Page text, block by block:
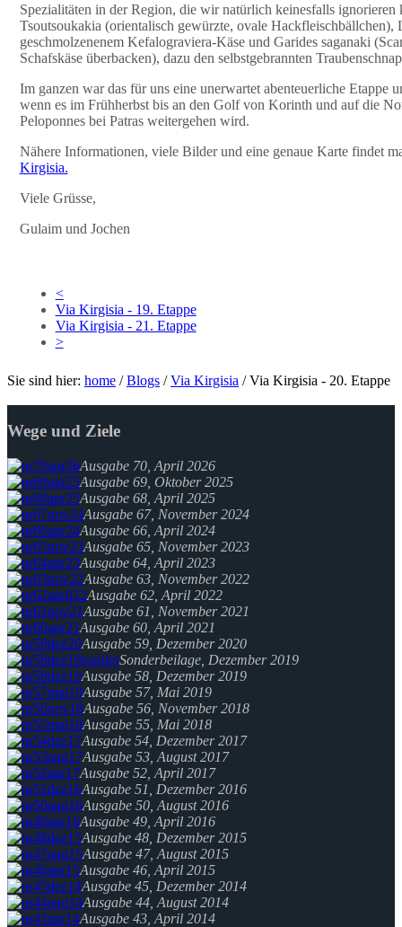
Spezialitäten in der Region, die wir natürlich keinesfalls ignorieren
Tsoutsoukakia (orientalisch gewürzte, ovale Hackfleischbällchen),
geschmolzenenem Kefalograviera-Käse und Garides saganaki
Schafskäse überbacken), dazu den selbstgebrannten
Im ganzen war das für uns eine unerwartet abenteuerliche Etappe
wenn es im Frühherbst bis an den Golf von Korinth und auf die
Peloponnes bei Patras weitergehen wird.
Nähere Informationen, viele Bilder und eine genaue Karte findet
Kirgisia.
Viele Grüsse,
Gulaim und Jochen
<
Via Kirgisia - 19. Etappe
Via Kirgisia - 21. Etappe
>
Sie sind hier: home /Blogs /Via Kirgisia /Via Kirgisia - 20. Etappe
Wege und Ziele
Ausgabe 70, April 2026
Ausgabe 69, Oktober 2025
Ausgabe 68, April 2025
Ausgabe 67, November 2024
Ausgabe 66, April 2024
Ausgabe 65, November 2023
Ausgabe 64, April 2023
Ausgabe 63, November 2022
Ausgabe 62, April 2022
Ausgabe 61, November 2021
Ausgabe 60, April 2021
Ausgabe 59, Dezember 2020
Sonderbeilage, Dezember 2019
Ausgabe 58, Dezember 2019
Ausgabe 57, Mai 2019
Ausgabe 56, November 2018
Ausgabe 55, Mai 2018
Ausgabe 54, Dezember 2017
Ausgabe 53, August 2017
Ausgabe 52, April 2017
Ausgabe 51, Dezember 2016
Ausgabe 50, August 2016
Ausgabe 49, April 2016
Ausgabe 48, Dezember 2015
Ausgabe 47, August 2015
Ausgabe 46, April 2015
Ausgabe 45, Dezember 2014
Ausgabe 44, August 2014
Ausgabe 43, April 2014